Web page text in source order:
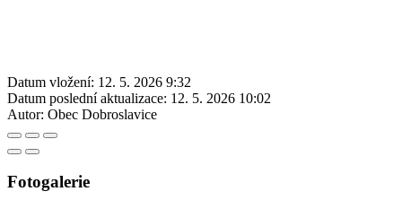
Datum vložení: 12. 5. 2026 9:32
Datum poslední aktualizace: 12. 5. 2026 10:02
Autor: Obec Dobroslavice
Fotogalerie